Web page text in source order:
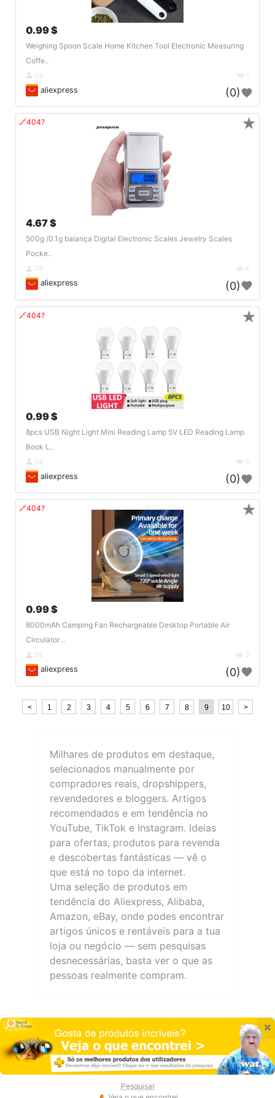
0.99 $
Weighing Spoon Scale Home Kitchen Tool Electronic Measuring
Coffe..
DE 1
aliexpress (0)
🔗404?
4.67 $
500g /0.1g balança Digital Electronic Scales Jewelry Scales
Pocke..
DE 4
aliexpress (0)
★
🔗404?
0.99 $
8pcs USB Night Light Mini Reading Lamp 5V LED Reading Lamp
Book L..
DE 3
aliexpress (0)
★
🔗404?
0.99 $
8000mAh Camping Fan Rechargeable Desktop Portable Air
Circulator ..
DE 3
aliexpress (0)
★
< 1 2 3 4 5 6 7 8 9 10 >
Milhares de produtos em destaque,
selecionados manualmente por
compradores reais, dropshippers,
revendedores e bloggers. Artigos
recomendados e em tendência no
YouTube, TikTok e Instagram. Ideias
para ofertas, produtos para revenda
e descobertas fantásticas — vê o
que está no topo da internet.
Uma seleção de produtos em
tendência do Aliexpress, Alibaba,
Amazon, eBay, onde podes encontrar
artigos únicos e rentáveis para a tua
loja ou negócio — sem pesquisas
desnecessárias, basta ver o que as
pessoas realmente compram.
×
Pesquisar